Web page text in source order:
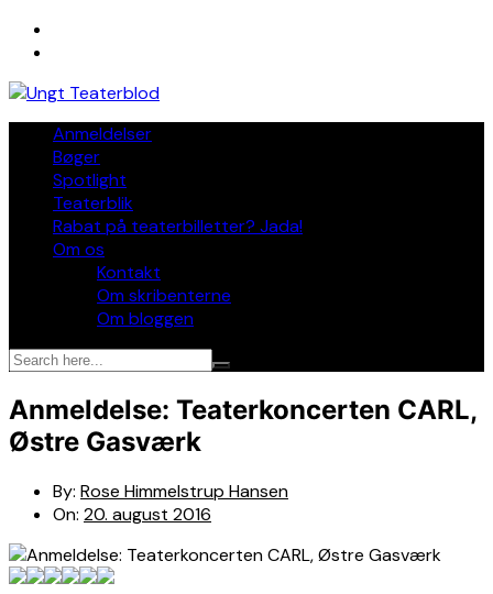
Skip
Anmeldelser
Bøger
Spotlight
Teaterblik
Rabat på teaterbilletter? Jada!
Om os
Kontakt
Om skribenterne
Om bloggen
Anmeldelse: Teaterkoncerten CARL,
Østre Gasværk
By: Rose Himmelstrup Hansen
On: 20. august 2016